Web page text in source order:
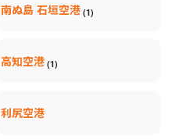
南ぬ島 石垣空港 (1)
高知空港 (1)
利尻空港